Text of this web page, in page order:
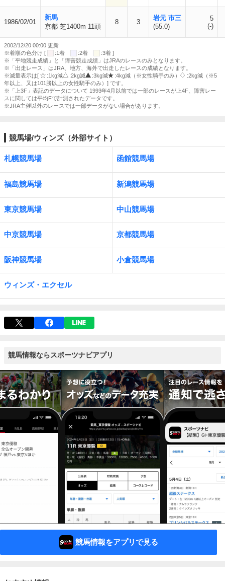
1986/02/01
新馬
京都 芝1400m 11頭
8 3
岩元 市三
(55.0)
5
(-)
2002/12/20 00:00 更新
※着順の色分け [
:1着 :2着
:3着 ]
※「平地競走成績」と「障害競走成績」はJRAのレースのみとなります。
※「出走レース」はJRA、地方、海外で出走したレースの成績となります。
※減量表示は[
:1kg減 :2kg減 :3kg減 :4kg減（※女性騎手のみ）
:2kg減（※5
年以上、又は101勝以上の女性騎手のみ）] です。
※「上3F」表記のデータについて 1993年4月以前では一部のレースが上4F、障害レー
スに関しては平均Fで計測されたデータです。
※JRA主催以外のレースでは一部データがない場合があります。
競馬場/ウィンズ（外部サイト）
札幌競馬場 函館競馬場
福島競馬場 新潟競馬場
東京競馬場 中山競馬場
中京競馬場 京都競馬場
阪神競馬場 小倉競馬場
ウィンズ・エクセル
競馬情報ならスポーツナビアプリ
競馬情報をアプリで見る